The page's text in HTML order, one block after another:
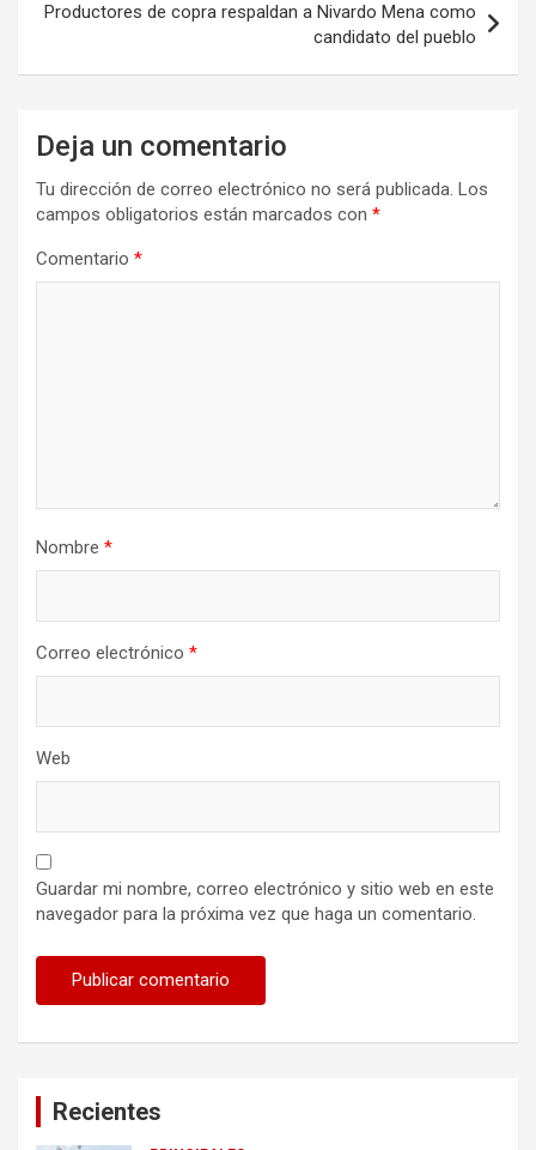
Productores de copra respaldan a Nivardo Mena como
candidato del pueblo
Deja un comentario
Tu dirección de correo electrónico no será publicada. Los
campos obligatorios están marcados con *
Comentario *
Nombre *
Correo electrónico *
Web
Guardar mi nombre, correo electrónico y sitio web en este
navegador para la próxima vez que haga un comentario.
Recientes